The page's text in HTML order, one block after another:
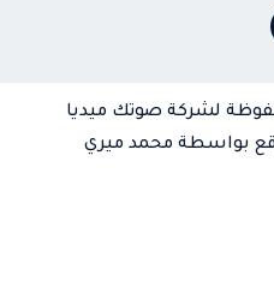
بواسطة محمد ميري